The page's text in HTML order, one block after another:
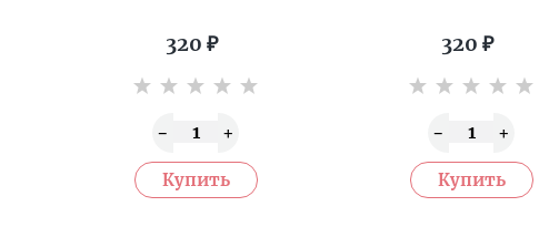
320 ₽ 320 ₽